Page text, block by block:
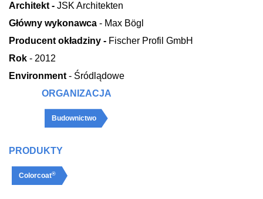
Architekt - JSK Architekten
Główny wykonawca - Max Bögl
Producent okładziny - Fischer Profil GmbH
Rok - 2012
Environment - Śródlądowe
ORGANIZACJA
Budownictwo
PRODUKTY
Colorcoat®